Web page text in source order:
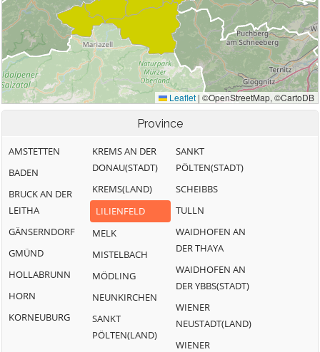
Province
AMSTETTEN
BADEN
BRUCK AN DER
LEITHA
GÄNSERNDORF
GMÜND
HOLLABRUNN
HORN
KORNEUBURG
KREMS AN DER
DONAU(STADT)
KREMS(LAND)
LILIENFELD
MELK
MISTELBACH
MÖDLING
NEUNKIRCHEN
SANKT
PÖLTEN(LAND)
SANKT
PÖLTEN(STADT)
SCHEIBBS
TULLN
WAIDHOFEN AN
DER THAYA
WAIDHOFEN AN
DER YBBS(STADT)
WIENER
NEUSTADT(LAND)
WIENER